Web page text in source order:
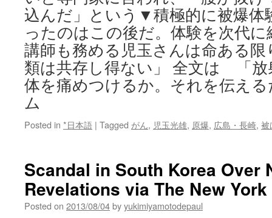
込んだ」という▼積極的に被爆体
ったのはこの後だ。体験を次代
講師も務める児玉さんは命ある
類は共存し得ない」 全文は 「放
体を痛めつけるか。それを伝え
ム
Posted in *日本語 | Tagged がん, 児玉光雄, 原爆, 広島・長崎, 被
Scandal in South Korea Over
Revelations via The New
Posted on 2013/08/04byyukimiyamotodepaul